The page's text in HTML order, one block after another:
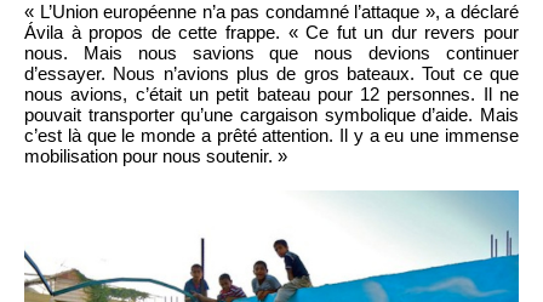
« L’Union européenne n’a pas condamné l’attaque », a déclaré
Ávila à propos de cette frappe. « Ce fut un dur revers pour
nous. Mais nous savions que nous devions continuer
d’essayer. Nous n’avions plus de gros bateaux. Tout ce que
nous avions, c’était un petit bateau pour 12 personnes. Il ne
pouvait transporter qu’une cargaison symbolique d’aide. Mais
c’est là que le monde a prêté attention. Il y a eu une immense
mobilisation pour nous soutenir. »